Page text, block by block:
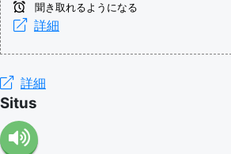
聞き取れるようになる
詳細
詳細
Situs